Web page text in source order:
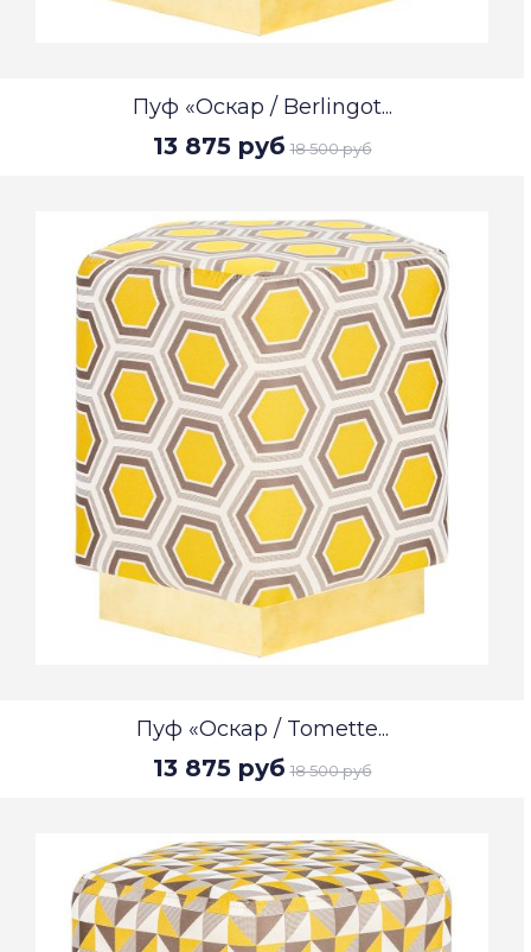
Пуф «Оскар / Berlingot...
13 875 руб 18 500 руб
Пуф «Оскар / Tomette...
13 875 руб 18 500 руб